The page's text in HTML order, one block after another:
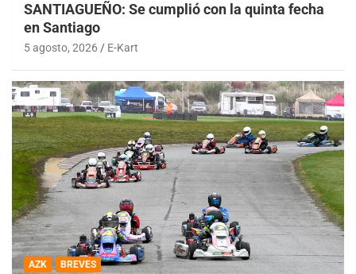
SANTIAGUEÑO: Se cumplió con la quinta fecha
en Santiago
5 agosto, 2026 E-Kart
AZK BREVES